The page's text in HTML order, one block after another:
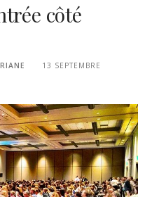
côté
13 SEPTEMBRE